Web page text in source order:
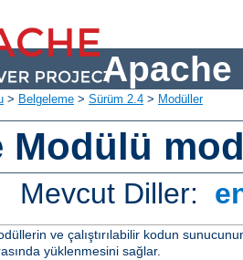
Apache
> Belgeleme > Sürüm 2.4 > Modüller
Modülü
Mevcut Diller:
ve çalıştırılabilir kodun
yüklenmesini sağlar.